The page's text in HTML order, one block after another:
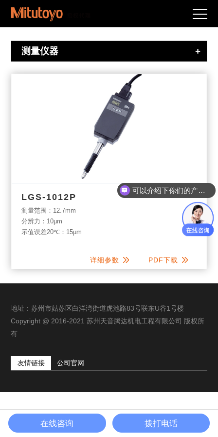
测量仪器 +
LGS-1012P
测量范围：12.7mm
分辨力：10µm
示值误差20℃：15µm
详细参数 PDF下载
地址：苏州市姑苏区白洋湾街道虎池路83号联东U谷1号楼
Copyright @ 2016-2021 苏州天音腾达机电工程有限公司 版权所
有
友情链接 公司官网
可以介绍下你们的产品么？
在线咨询 拨打电话